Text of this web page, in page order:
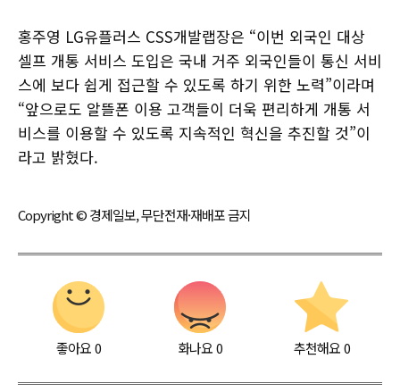
홍주영 LG유플러스 CSS개발랩장은 “이번 외국인 대상
셀프 개통 서비스 도입은 국내 거주 외국인들이 통신 서비
스에 보다 쉽게 접근할 수 있도록 하기 위한 노력”이라며
“앞으로도 알뜰폰 이용 고객들이 더욱 편리하게 개통 서
비스를 이용할 수 있도록 지속적인 혁신을 추진할 것”이
라고 밝혔다.
Copyright © 경제일보, 무단전재·재배포 금지
좋아요0 화나요0 추천해요 0